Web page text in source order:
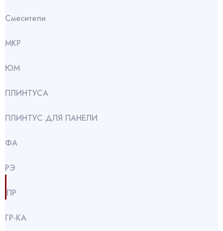
Смесители
МКР
ЮМ
ПЛИНТУСА
ПЛИНТУС ДЛЯ ПАНЕЛИ
ФА
РЭ
ПР
ГР-КА